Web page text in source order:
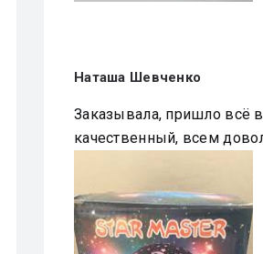
Наташа Шевченко
Заказывала, пришло всё
качественный, всем